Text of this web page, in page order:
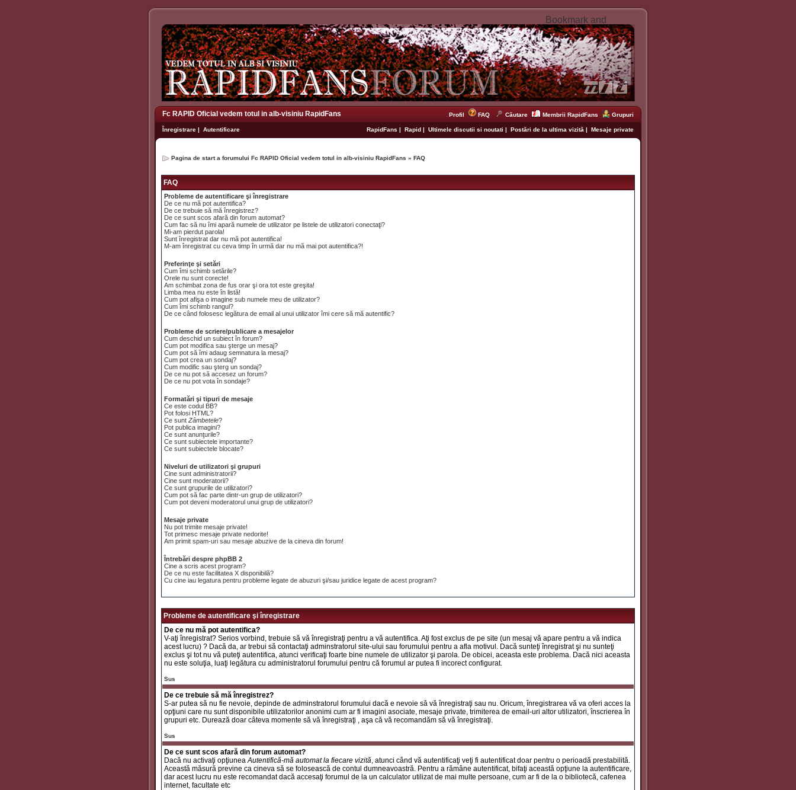
Fc RAPID Oficial vedem totul in alb-visiniu RapidFans Profil FAQ Căutare Membrii RapidFans Grupuri
Înregistrare | Autentificare RapidFans | Rapid | Ultimele discutii si noutati | Postări de la ultima vizită | Mesaje private
Pagina de start a forumului Fc RAPID Oficial vedem totul in alb-visiniu RapidFans » FAQ
FAQ
Probleme de autentificare şi înregistrare
De ce nu mă pot autentifica?
De ce trebuie să mă înregistrez?
De ce sunt scos afară din forum automat?
Cum fac să nu îmi apară numele de utilizator pe listele de utilizatori conectaţi?
Mi-am pierdut parola!
Sunt înregistrat dar nu mă pot autentifica!
M-am înregistrat cu ceva timp în urmă dar nu mă mai pot autentifica?!
Preferinţe şi setări
Cum îmi schimb setările?
Orele nu sunt corecte!
Am schimbat zona de fus orar şi ora tot este greşita!
Limba mea nu este în listă!
Cum pot afişa o imagine sub numele meu de utilizator?
Cum îmi schimb rangul?
De ce când folosesc legătura de email al unui utilizator îmi cere să mă autentific?
Probleme de scriere/publicare a mesajelor
Cum deschid un subiect în forum?
Cum pot modifica sau şterge un mesaj?
Cum pot să îmi adaug semnatura la mesaj?
Cum pot crea un sondaj?
Cum modific sau şterg un sondaj?
De ce nu pot să accesez un forum?
De ce nu pot vota în sondaje?
Formatări şi tipuri de mesaje
Ce este codul BB?
Pot folosi HTML?
Ce sunt Zâmbetele?
Pot publica imagini?
Ce sunt anunţurile?
Ce sunt subiectele importante?
Ce sunt subiectele blocate?
Niveluri de utilizatori şi grupuri
Cine sunt administratorii?
Cine sunt moderatorii?
Ce sunt grupurile de utilizatori?
Cum pot să fac parte dintr-un grup de utilizatori?
Cum pot deveni moderatorul unui grup de utilizatori?
Mesaje private
Nu pot trimite mesaje private!
Tot primesc mesaje private nedorite!
Am primit spam-uri sau mesaje abuzive de la cineva din forum!
Întrebări despre phpBB 2
Cine a scris acest program?
De ce nu este facilitatea X disponibilă?
Cu cine iau legatura pentru probleme legate de abuzuri şi/sau juridice legate de acest program?
Probleme de autentificare şi înregistrare
De ce nu mă pot autentifica?
V-aţi înregistrat? Serios vorbind, trebuie să vă înregistraţi pentru a vă autentifica. Aţi fost exclus de pe site (un mesaj vă apare pentru a vă indica
acest lucru) ? Dacă da, ar trebui să contactaţi adminstratorul site-ului sau forumului pentru a afla motivul. Dacă sunteţi înregistrat şi nu sunteţi
exclus şi tot nu vă puteţi autentifica, atunci verificaţi foarte bine numele de utilizator şi parola. De obicei, aceasta este problema. Dacă nici aceasta
nu este soluţia, luaţi legătura cu administratorul forumului pentru că forumul ar putea fi incorect configurat.
Sus
De ce trebuie să mă înregistrez?
S-ar putea să nu fie nevoie, depinde de adminstratorul forumului dacă e nevoie să vă înregistraţi sau nu. Oricum, înregistrarea vă va oferi acces la
opţiuni care nu sunt disponibile utilizatorilor anonimi cum ar fi imagini asociate, mesaje private, trimiterea de email-uri altor utilizatori, înscrierea în
grupuri etc. Durează doar câteva momente să vă înregistraţi , aşa că vă recomandăm să vă înregistraţi.
Sus
De ce sunt scos afară din forum automat?
Dacă nu activaţi opţiuneaAutentifică-mă automat la fiecare vizită, atunci când vă autentificaţi veţi fi autentificat doar pentru o perioadă prestabilită.
Această măsură previne ca cineva să se folosească de contul dumneavoastră. Pentru a rămâne autentificat, bifaţi această opţiune la autentificare,
dar acest lucru nu este recomandat dacă accesaţi forumul de la un calculator utilizat de mai multe persoane, cum ar fi de la o bibliotecă, cafenea
internet, facultate etc